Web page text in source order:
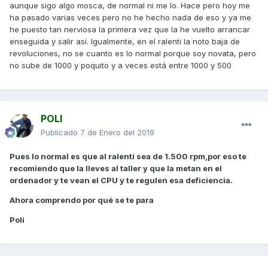
aunque sigo algo mosca, de normal ni me lo. Hace pero hoy me
ha pasado varias veces pero no he hecho nada de eso y ya me
he puesto tan nerviosa la primera vez que la he vuelto arrancar
enseguida y salir así. Igualmente, en el ralenti la noto baja de
revoluciones, no se cuanto es lo normal porque soy novata, pero
no sube de 1000 y poquito y a veces está entre 1000 y 500
POLI
Publicado 7 de Enero del 2019
Pues lo normal es que al ralentí sea de 1.500 rpm,por eso te
recomiendo que la lleves al taller y que la metan en el
ordenador y te vean el CPU y te regulen esa deficiencia.
Ahora comprendo por qué se te para
Poli